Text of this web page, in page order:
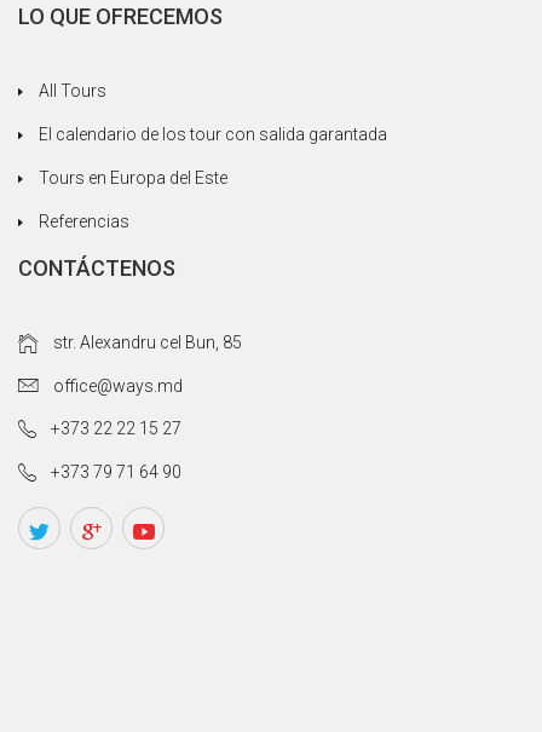
LO QUE OFRECEMOS
All Tours
El calendario de los tour con salida garantada
Tours en Europa del Este
Referencias
CONTÁCTENOS
str. Alexandru cel Bun, 85
office@ways.md
+373 22 22 15 27
+373 79 71 64 90